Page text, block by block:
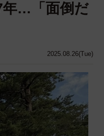
2025.08.26(Tue)
…「面倒だ